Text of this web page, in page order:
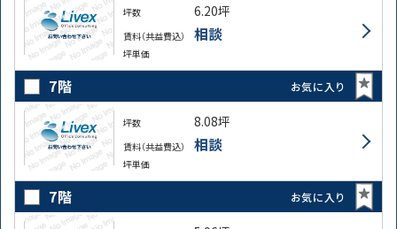
坪数 6.20坪
賃料（共益費込） 相談
坪単価
7階 お気に入り
坪数 8.08坪
賃料（共益費込） 相談
坪単価
7階 お気に入り